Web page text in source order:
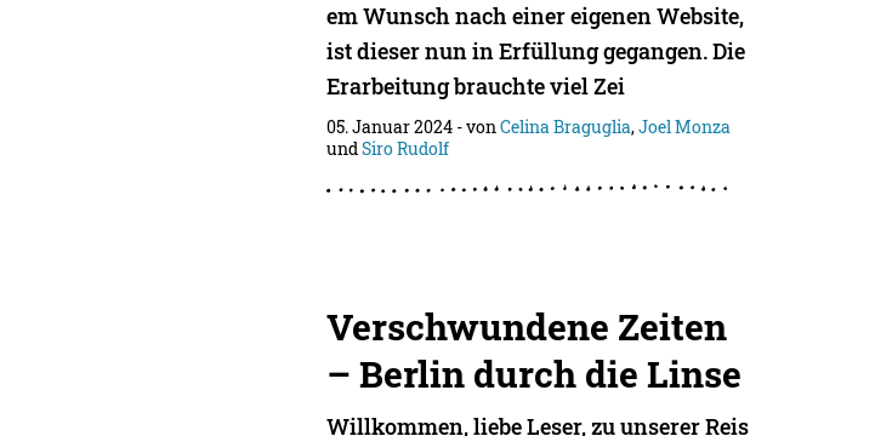
em Wunsch nach einer eigenen Website,
ist dieser nun in Erfüllung gegangen. Die
Erarbeitung brauchte viel Zei
05. Januar 2024- vonCelina Braguglia,Joel Monza
undSiro Rudolf
Verschwundene Zeiten
– Berlin durch die Linse
Willkommen, liebe Leser, zu unserer Reis